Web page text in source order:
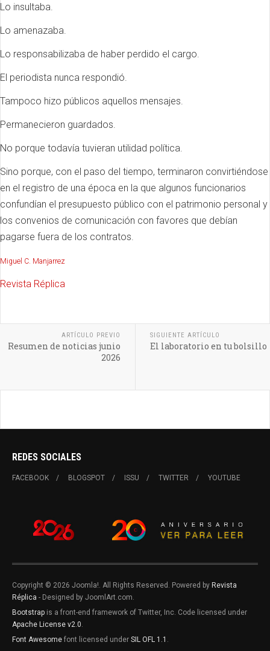
Lo insultaba.
Lo amenazaba.
Lo responsabilizaba de haber perdido el cargo.
El periodista nunca respondió.
Tampoco hizo públicos aquellos mensajes.
Permanecieron guardados.
No porque todavía tuvieran utilidad política.
Sino porque, con el paso del tiempo, terminaron convirtiéndose
en el registro de una época en la que algunos funcionarios
confundían el presupuesto público con el patrimonio personal y
los convenios de comunicación con favores que debían
pagarse fuera de los contratos.
Miguel C. Manjarrez
Revista Réplica
ARTÍCULO PREVIO
Resumen de noticias junio
2026
SIGUIENTE ARTÍCULO
El laboratorio en tu bolsillo
REDES SOCIALES
FACEBOOK BLOGSPOT ISSU TWITTER YOUTUBE
Copyright © 2026 Joomla!. All Rights Reserved. Powered by Revista
Réplica - Designed by JoomlArt.com.
Bootstrap is a front-end framework of Twitter, Inc. Code licensed under
Apache License v2.0.
Font Awesome font licensed under SIL OFL 1.1 .